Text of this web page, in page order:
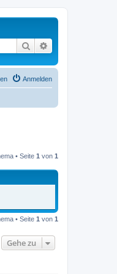
Suche
Anmelden
• Seite 1 von 1
• Seite 1 von 1
Gehe zu